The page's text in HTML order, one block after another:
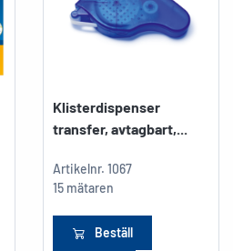
Klisterdispenser
transfer, avtagbart,...
Artikelnr. 1067
15 mätaren
Beställ